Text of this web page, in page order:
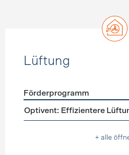
Lüftung
Förderprogramme Lüftung
Förderprogramm
Optivent: Effizientere
+ alle